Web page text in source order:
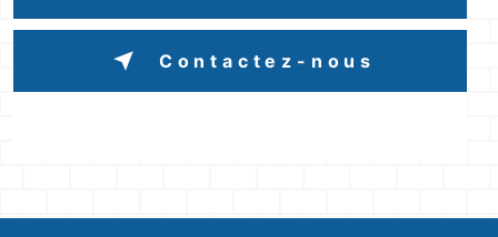
Contactez-nous